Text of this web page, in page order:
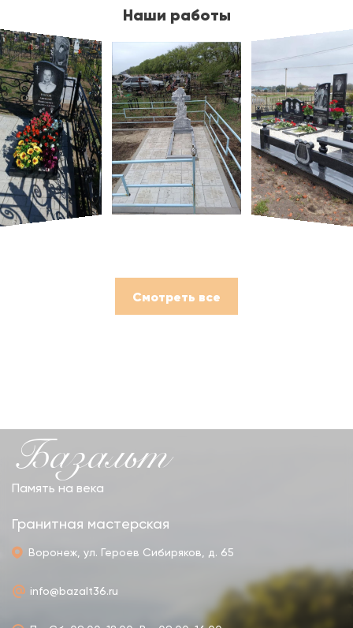
Наши работы
Смотреть все
Базальт
Память на века
Гранитная мастерская
Воронеж, ул. Героев Сибиряков, д. 65
info@bazalt36.ru